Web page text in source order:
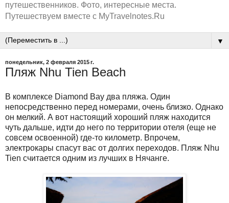
путешественников. Фото, интересные места.
Путешествуем вместе с MyTravelnotes.Ru
▼
понедельник, 2 февраля 2015 г.
Пляж Nhu Tien Beach
В комплексе Diamond Bay два пляжа. Один
непосредственно перед номерами, очень близко. Однако
он мелкий. А вот настоящий хороший пляж находится
чуть дальше, идти до него по территории отеля (еще не
совсем освоенной) где-то километр. Впрочем,
электрокары спасут вас от долгих переходов. Пляж Nhu
Tien считается одним из лучших в Нячанге.